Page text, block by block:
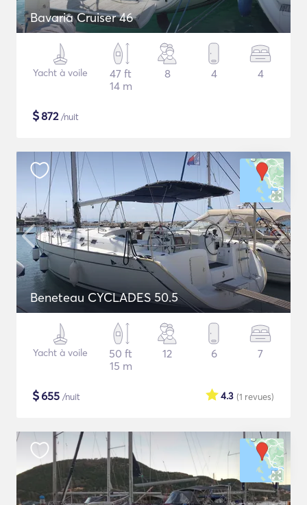
Bavaria Cruiser 46
Yacht à voile
47 ft
14 m
8 4 4
$872/nuit
Beneteau CYCLADES 50.5
Yacht à voile
50 ft
15 m
12 6 7
$655 /nuit (1 revues)
4.3